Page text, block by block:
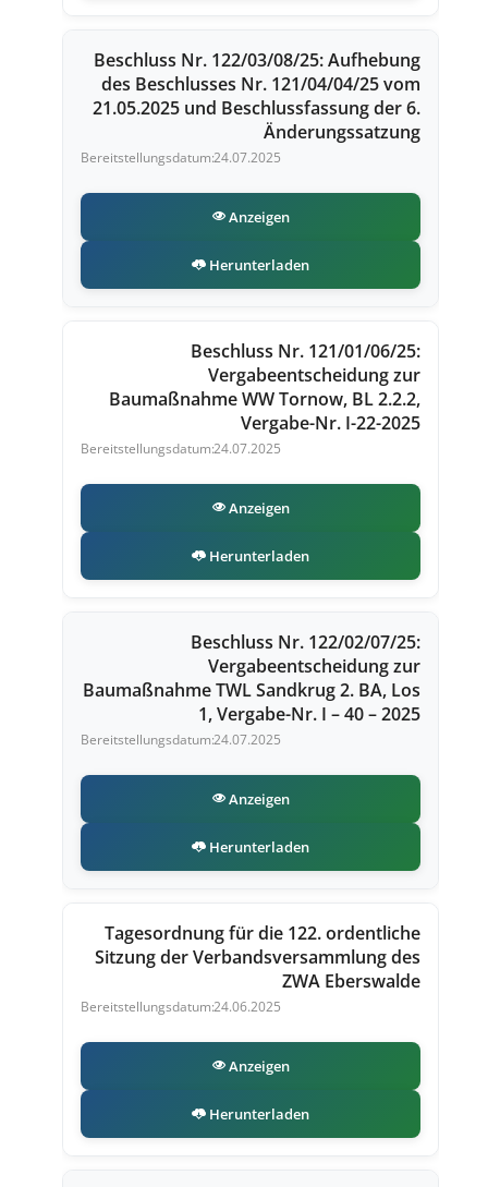
Beschluss Nr. 122/03/08/25: Aufhebung
des Beschlusses Nr. 121/04/04/25 vom
21.05.2025 und Beschlussfassung der 6.
Änderungssatzung
24.07.2025
Anzeigen
Herunterladen
Beschluss Nr. 121/01/06/25:
Vergabeentscheidung zur
Baumaßnahme WW Tornow, BL 2.2.2,
Vergabe-Nr. I-22-2025
24.07.2025
Anzeigen
Herunterladen
Beschluss Nr. 122/02/07/25:
Vergabeentscheidung zur
Baumaßnahme TWL Sandkrug 2. BA, Los
1, Vergabe-Nr. I – 40 – 2025
24.07.2025
Anzeigen
Herunterladen
Tagesordnung für die 122. ordentliche
Sitzung der Verbandsversammlung des
ZWA Eberswalde
24.06.2025
Anzeigen
Herunterladen